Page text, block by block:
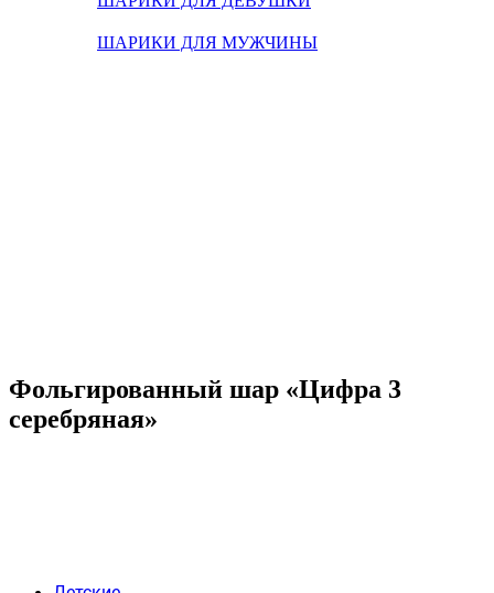
ШАРИКИ ДЛЯ МУЖЧИНЫ
Фольгированный шар «Цифра 3
серебряная»